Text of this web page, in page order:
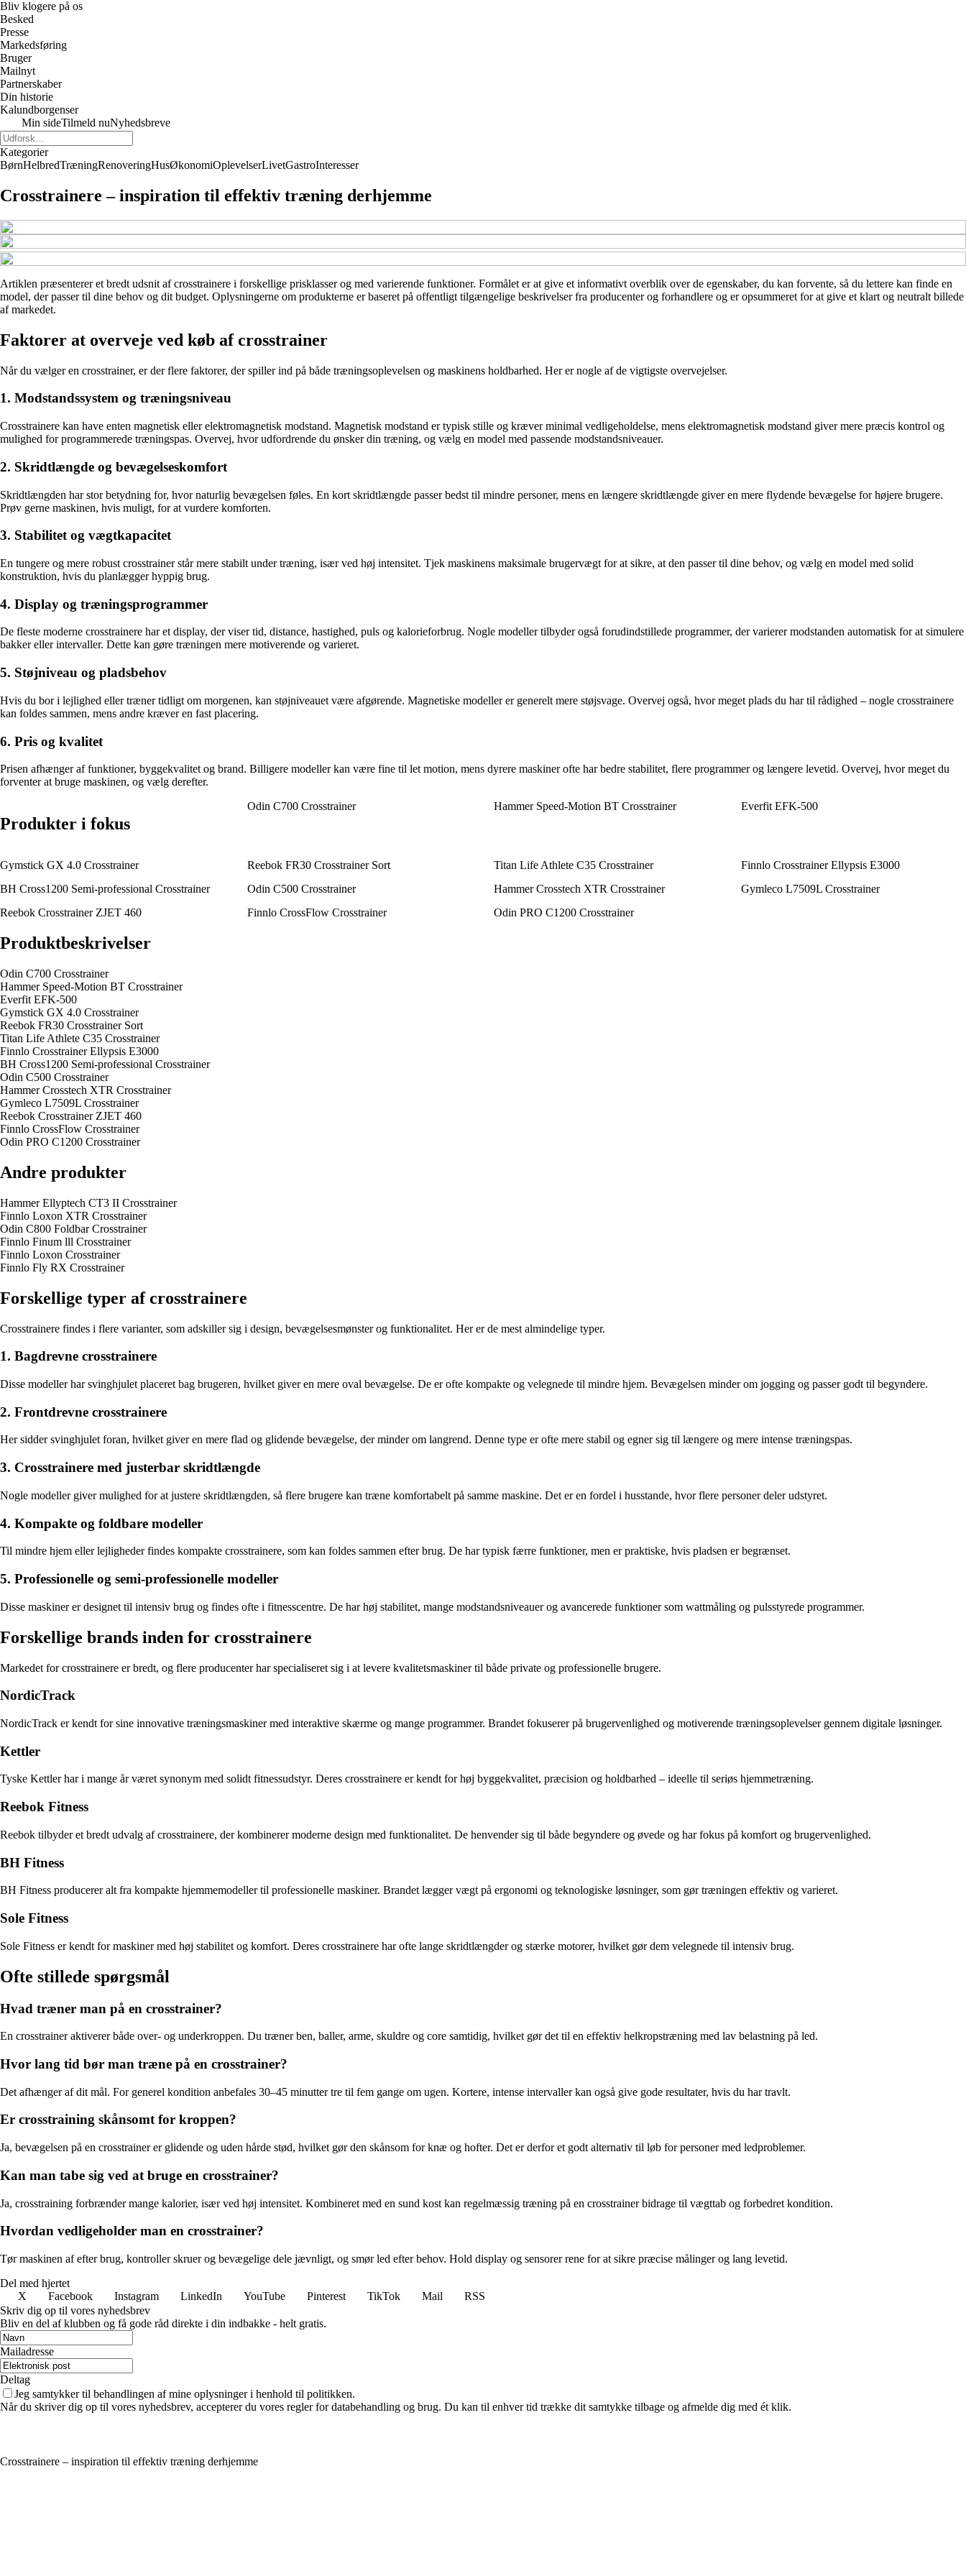
Bliv klogere på os
Besked
Presse
Markedsføring
Bruger
Mailnyt
Partnerskaber
Din historie
Kalundborgenser
Min sideTilmeld nuNyhedsbreve
Kategorier
BørnHelbredTræningRenoveringHusØkonomiOplevelserLivetGastroInteresser
Crosstrainere – inspiration til effektiv træning derhjemme
Artiklen præsenterer et bredt udsnit af crosstrainere i forskellige prisklasser og med varierende funktioner. Formålet er at give et informativt overblik over de egenskaber, du kan forvente, så du lettere kan finde en
model, der passer til dine behov og dit budget. Oplysningerne om produkterne er baseret på offentligt tilgængelige beskrivelser fra producenter og forhandlere og er opsummeret for at give et klart og neutralt billede
af markedet.
Faktorer at overveje ved køb af crosstrainer
Når du vælger en crosstrainer, er der flere faktorer, der spiller ind på både træningsoplevelsen og maskinens holdbarhed. Her er nogle af de vigtigste overvejelser.
1. Modstandssystem og træningsniveau
Crosstrainere kan have enten magnetisk eller elektromagnetisk modstand. Magnetisk modstand er typisk stille og kræver minimal vedligeholdelse, mens elektromagnetisk modstand giver mere præcis kontrol og
mulighed for programmerede træningspas. Overvej, hvor udfordrende du ønsker din træning, og vælg en model med passende modstandsniveauer.
2. Skridtlængde og bevægelseskomfort
Skridtlængden har stor betydning for, hvor naturlig bevægelsen føles. En kort skridtlængde passer bedst til mindre personer, mens en længere skridtlængde giver en mere flydende bevægelse for højere brugere.
Prøv gerne maskinen, hvis muligt, for at vurdere komforten.
3. Stabilitet og vægtkapacitet
En tungere og mere robust crosstrainer står mere stabilt under træning, især ved høj intensitet. Tjek maskinens maksimale brugervægt for at sikre, at den passer til dine behov, og vælg en model med solid
konstruktion, hvis du planlægger hyppig brug.
4. Display og træningsprogrammer
De fleste moderne crosstrainere har et display, der viser tid, distance, hastighed, puls og kalorieforbrug. Nogle modeller tilbyder også forudindstillede programmer, der varierer modstanden automatisk for at simulere
bakker eller intervaller. Dette kan gøre træningen mere motiverende og varieret.
5. Støjniveau og pladsbehov
Hvis du bor i lejlighed eller træner tidligt om morgenen, kan støjniveauet være afgørende. Magnetiske modeller er generelt mere støjsvage. Overvej også, hvor meget plads du har til rådighed – nogle crosstrainere
kan foldes sammen, mens andre kræver en fast placering.
6. Pris og kvalitet
Prisen afhænger af funktioner, byggekvalitet og brand. Billigere modeller kan være fine til let motion, mens dyrere maskiner ofte har bedre stabilitet, flere programmer og længere levetid. Overvej, hvor meget du
forventer at bruge maskinen, og vælg derefter.
Produkter i fokus
Odin C700 Crosstrainer Hammer Speed-Motion BT Crosstrainer Everfit EFK-500
Gymstick GX 4.0 Crosstrainer Reebok FR30 Crosstrainer Sort Titan Life Athlete C35 Crosstrainer
Finnlo Crosstrainer Ellypsis E3000
BH Cross1200 Semi-professional Crosstrainer
Odin C500 Crosstrainer Hammer Crosstech XTR Crosstrainer
Gymleco L7509L Crosstrainer
Reebok Crosstrainer ZJET 460
Finnlo CrossFlow Crosstrainer Odin PRO C1200 Crosstrainer
Produktbeskrivelser
Odin C700 Crosstrainer
Hammer Speed-Motion BT Crosstrainer
Everfit EFK-500
Gymstick GX 4.0 Crosstrainer
Reebok FR30 Crosstrainer Sort
Titan Life Athlete C35 Crosstrainer
Finnlo Crosstrainer Ellypsis E3000
BH Cross1200 Semi-professional Crosstrainer
Odin C500 Crosstrainer
Hammer Crosstech XTR Crosstrainer
Gymleco L7509L Crosstrainer
Reebok Crosstrainer ZJET 460
Finnlo CrossFlow Crosstrainer
Odin PRO C1200 Crosstrainer
Andre produkter
Hammer Ellyptech CT3 II Crosstrainer
Finnlo Loxon XTR Crosstrainer
Odin C800 Foldbar Crosstrainer
Finnlo Finum lll Crosstrainer
Finnlo Loxon Crosstrainer
Finnlo Fly RX Crosstrainer
Forskellige typer af crosstrainere
Crosstrainere findes i flere varianter, som adskiller sig i design, bevægelsesmønster og funktionalitet. Her er de mest almindelige typer.
1. Bagdrevne crosstrainere
Disse modeller har svinghjulet placeret bag brugeren, hvilket giver en mere oval bevægelse. De er ofte kompakte og velegnede til mindre hjem. Bevægelsen minder om jogging og passer godt til begyndere.
2. Frontdrevne crosstrainere
Her sidder svinghjulet foran, hvilket giver en mere flad og glidende bevægelse, der minder om langrend. Denne type er ofte mere stabil og egner sig til længere og mere intense træningspas.
3. Crosstrainere med justerbar skridtlængde
Nogle modeller giver mulighed for at justere skridtlængden, så flere brugere kan træne komfortabelt på samme maskine. Det er en fordel i husstande, hvor flere personer deler udstyret.
4. Kompakte og foldbare modeller
Til mindre hjem eller lejligheder findes kompakte crosstrainere, som kan foldes sammen efter brug. De har typisk færre funktioner, men er praktiske, hvis pladsen er begrænset.
5. Professionelle og semi-professionelle modeller
Disse maskiner er designet til intensiv brug og findes ofte i fitnesscentre. De har høj stabilitet, mange modstandsniveauer og avancerede funktioner som wattmåling og pulsstyrede programmer.
Forskellige brands inden for crosstrainere
Markedet for crosstrainere er bredt, og flere producenter har specialiseret sig i at levere kvalitetsmaskiner til både private og professionelle brugere.
NordicTrack
NordicTrack er kendt for sine innovative træningsmaskiner med interaktive skærme og mange programmer. Brandet fokuserer på brugervenlighed og motiverende træningsoplevelser gennem digitale løsninger.
Kettler
Tyske Kettler har i mange år været synonym med solidt fitnessudstyr. Deres crosstrainere er kendt for høj byggekvalitet, præcision og holdbarhed – ideelle til seriøs hjemmetræning.
Reebok Fitness
Reebok tilbyder et bredt udvalg af crosstrainere, der kombinerer moderne design med funktionalitet. De henvender sig til både begyndere og øvede og har fokus på komfort og brugervenlighed.
BH Fitness
BH Fitness producerer alt fra kompakte hjemmemodeller til professionelle maskiner. Brandet lægger vægt på ergonomi og teknologiske løsninger, som gør træningen effektiv og varieret.
Sole Fitness
Sole Fitness er kendt for maskiner med høj stabilitet og komfort. Deres crosstrainere har ofte lange skridtlængder og stærke motorer, hvilket gør dem velegnede til intensiv brug.
Ofte stillede spørgsmål
Hvad træner man på en crosstrainer?
En crosstrainer aktiverer både over- og underkroppen. Du træner ben, baller, arme, skuldre og core samtidig, hvilket gør det til en effektiv helkropstræning med lav belastning på led.
Hvor lang tid bør man træne på en crosstrainer?
Det afhænger af dit mål. For generel kondition anbefales 30–45 minutter tre til fem gange om ugen. Kortere, intense intervaller kan også give gode resultater, hvis du har travlt.
Er crosstraining skånsomt for kroppen?
Ja, bevægelsen på en crosstrainer er glidende og uden hårde stød, hvilket gør den skånsom for knæ og hofter. Det er derfor et godt alternativ til løb for personer med ledproblemer.
Kan man tabe sig ved at bruge en crosstrainer?
Ja, crosstraining forbrænder mange kalorier, især ved høj intensitet. Kombineret med en sund kost kan regelmæssig træning på en crosstrainer bidrage til vægttab og forbedret kondition.
Hvordan vedligeholder man en crosstrainer?
Tør maskinen af efter brug, kontroller skruer og bevægelige dele jævnligt, og smør led efter behov. Hold display og sensorer rene for at sikre præcise målinger og lang levetid.
Del med hjertet
X
Facebook Instagram LinkedIn YouTube Pinterest TikTok Mail
RSS
Skriv dig op til vores nyhedsbrev
Bliv en del af klubben og få gode råd direkte i din indbakke - helt gratis.
Mailadresse
Deltag
Jeg samtykker til behandlingen af mine oplysninger i henhold til politikken.
Når du skriver dig op til vores nyhedsbrev, accepterer du vores regler for databehandling og brug. Du kan til enhver tid trække dit samtykke tilbage og afmelde dig med ét klik.
Crosstrainere – inspiration til effektiv træning derhjemme